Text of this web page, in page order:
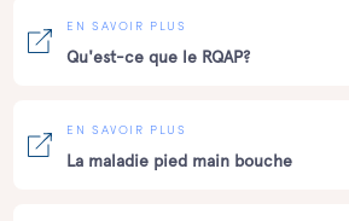
EN SAVOIR PLUS
Qu'est-ce que le RQAP?
EN SAVOIR PLUS
La maladie pied main bouche